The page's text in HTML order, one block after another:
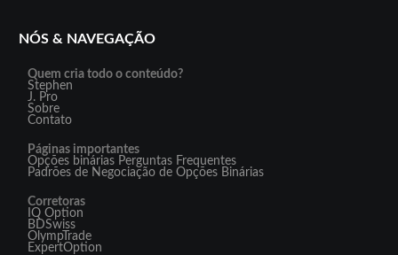
NÓS & NAVEGAÇÃO
Quem cria todo o conteúdo?
Stephen
J. Pro
Sobre
Contato
Páginas importantes
Opções binárias Perguntas Frequentes
Padrões de Negociação de Opções Binárias
Corretoras
IQ Option
BDSwiss
OlympTrade
ExpertOption